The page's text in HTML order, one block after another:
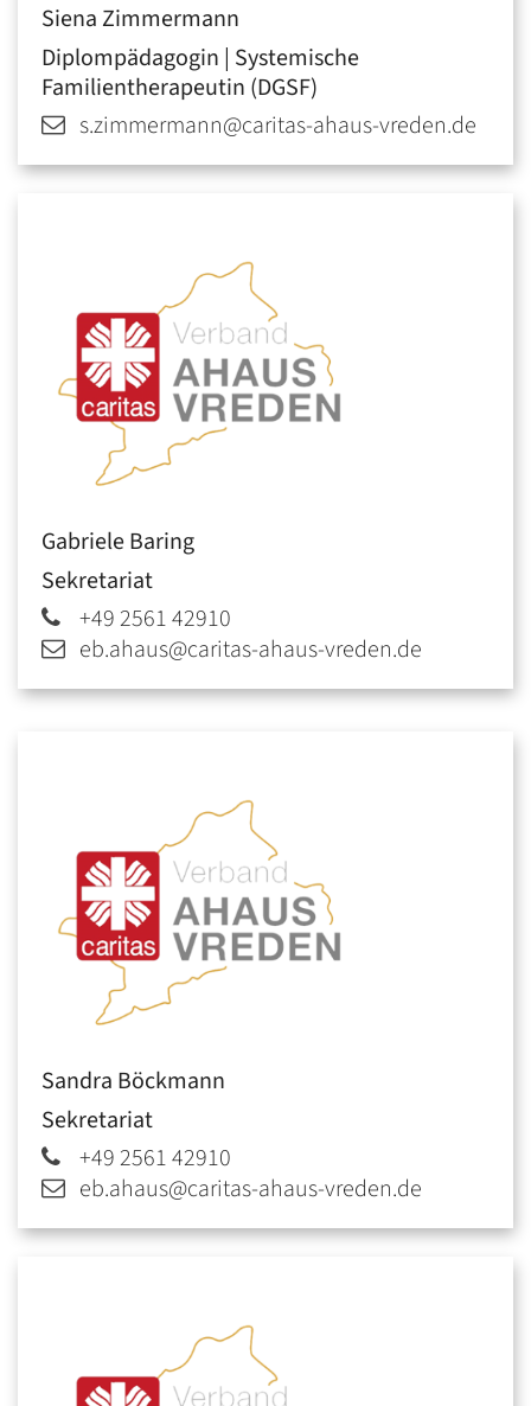
Siena Zimmermann
Diplompädagogin | Systemische
Familientherapeutin (DGSF)
s.zimmermann@caritas-ahaus-vreden.de
GabrieleBaring
Sekretariat
+49 2561 42910
eb.ahaus@caritas-ahaus-vreden.de
Sandra Böckmann
Sekretariat
+49 2561 42910
eb.ahaus@caritas-ahaus-vreden.de